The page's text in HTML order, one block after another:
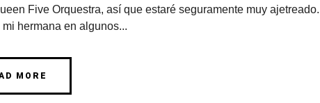
Five Orquestra, así que estaré seguramente muy ajetreado.
hermana en algunos...
MORE